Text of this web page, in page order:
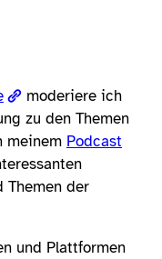
moderiere ich
zu den Themen
meinem Podcast
Themen der
und Plattformen